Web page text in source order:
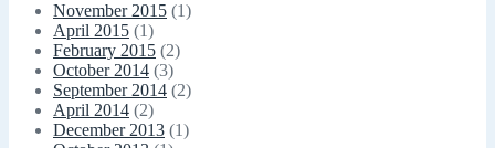
November 2015 (1)
April 2015 (1)
February 2015 (2)
October 2014 (3)
September 2014 (2)
April 2014 (2)
December 2013 (1)